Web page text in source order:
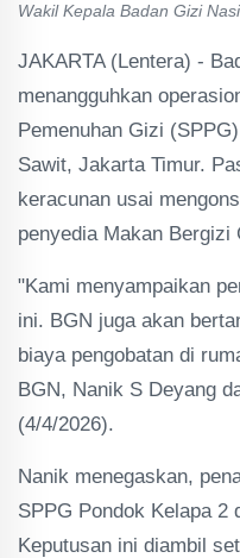
Wakil Kepala Badan Gizi
JAKARTA (Lentera) -
menangguhkan
Pemenuhan Gizi
Sawit, Jakarta Timur.
keracunan usai
penyedia Makan
"Kami menyampaikan
ini. BGN juga akan
biaya pengobatan di
BGN, Nanik S Deyang
(4/4/2026).
Nanik menegaskan,
SPPG Pondok Kelapa 2
Keputusan ini diambil